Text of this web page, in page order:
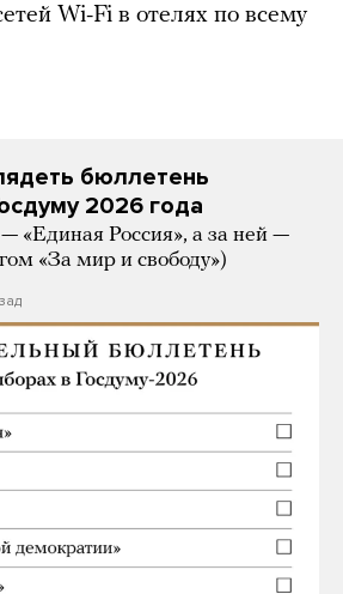
Wi-Fi в отелях по всему
бюллетень
2026 года
«Единая Россия», а за ней —
«За мир и свободу»)